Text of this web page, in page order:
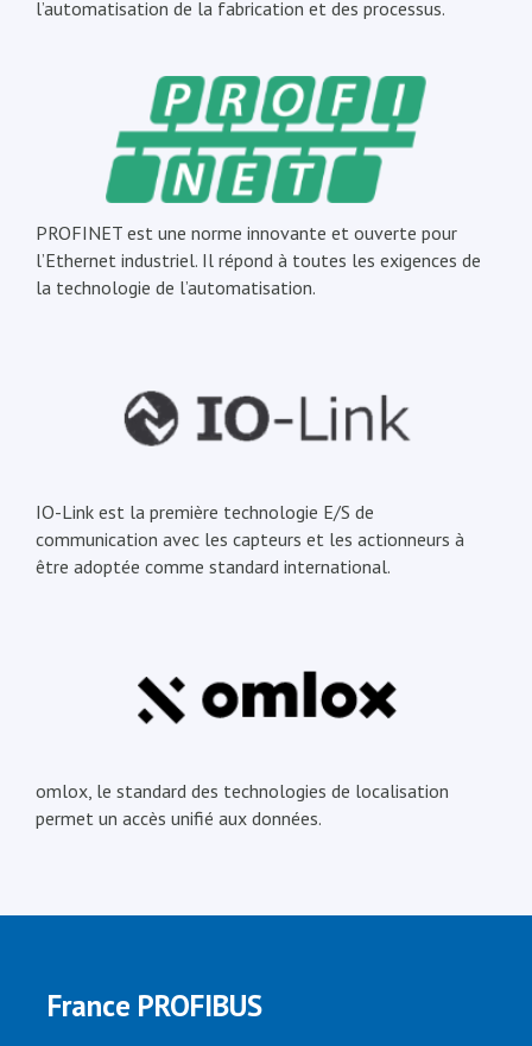
l’automatisation de la fabrication et des processus.
PROFINET est une norme innovante et ouverte pour
l’Ethernet industriel. Il répond à toutes les exigences de
la technologie de l’automatisation.
IO-Link est la première technologie E/S de
communication avec les capteurs et les actionneurs à
être adoptée comme standard international.
omlox, le standard des technologies de localisation
permet un accès unifié aux données.
France PROFIBUS